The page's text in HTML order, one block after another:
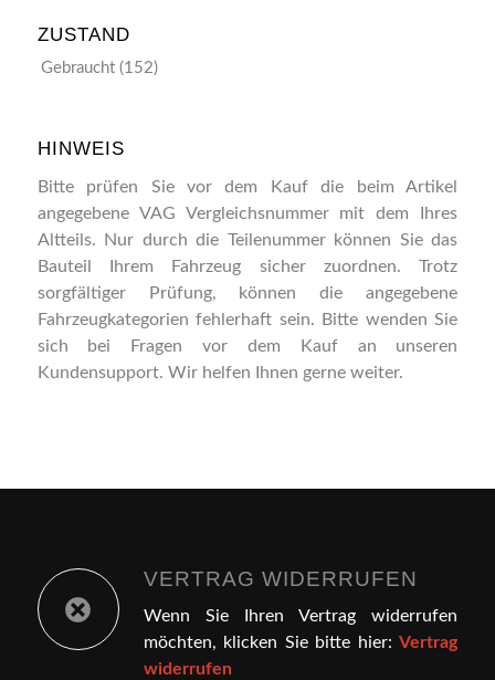
ZUSTAND
Gebraucht (152)
HINWEIS
Bitte prüfen Sie vor dem Kauf die beim Artikel
angegebene VAG Vergleichsnummer mit dem Ihres
Altteils. Nur durch die Teilenummer können Sie das
Bauteil Ihrem Fahrzeug sicher zuordnen. Trotz
sorgfältiger Prüfung, können die angegebene
Fahrzeugkategorien fehlerhaft sein. Bitte wenden Sie
sich bei Fragen vor dem Kauf an unseren
Kundensupport. Wir helfen Ihnen gerne weiter.
VERTRAG WIDERRUFEN
Wenn Sie Ihren Vertrag widerrufen
möchten, klicken Sie bitte hier:Vertrag
widerrufen